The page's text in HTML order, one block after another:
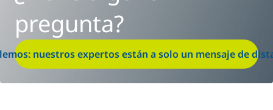
pregunta?
nuestros expertos están a solo un mensaje de